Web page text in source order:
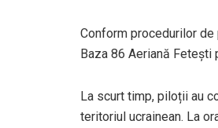
Conform procedurilor de
Baza 86 Aeriană Fetești
La scurt timp, piloții au
teritoriul ucrainean. La